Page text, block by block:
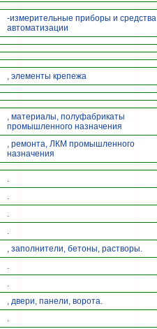
-измерительные приборы и средства
автоматизации
, элементы крепежа
, материалы, полуфабрикаты
промышленного назначения
, ремонта, ЛКМ промышленного
назначения
.
.
.
.
, заполнители, бетоны, растворы.
.
.
, двери, панели, ворота.
.